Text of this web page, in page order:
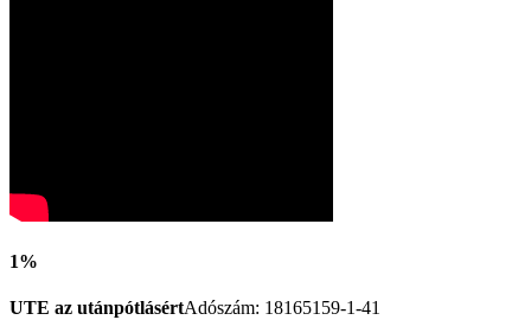
1%
UTE az utánpótlásértAdószám: 18165159-1-41